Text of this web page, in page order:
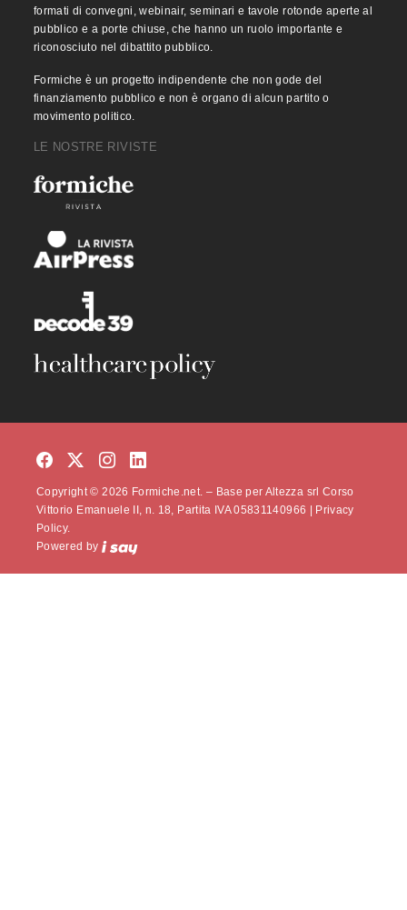
formati di convegni, webinair, seminari e tavole rotonde aperte al
pubblico e a porte chiuse, che hanno un ruolo importante e
riconosciuto nel dibattito pubblico.
Formiche è un progetto indipendente che non gode del
finanziamento pubblico e non è organo di alcun partito o
movimento politico.
LE NOSTRE RIVISTE
Copyright © 2026 Formiche.net. – Base per Altezza srl Corso
Vittorio Emanuele II, n. 18, Partita IVA 05831140966 |
Privacy
Policy.
Powered by